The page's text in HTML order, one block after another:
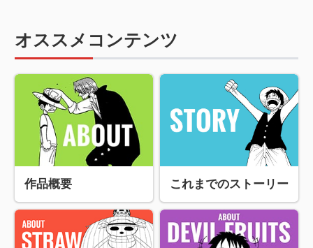
オススメコンテンツ
作品概要 これまでのストーリー